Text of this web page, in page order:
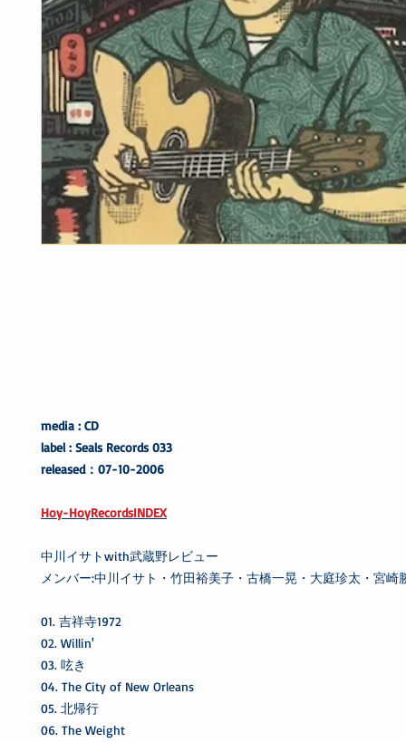
media : CD
label : Seals Records 033
released：07-10-2006
Hoy-HoyRecordsINDEX
中川イサトwith武蔵野レビュー
メンバー:中川イサト・竹田裕美子・古橋一晃・大庭珍太・宮崎
01. 吉祥寺1972
02. Willin'
03. 呟き
04. The City of New Orleans
05. 北帰行
06. The Weight